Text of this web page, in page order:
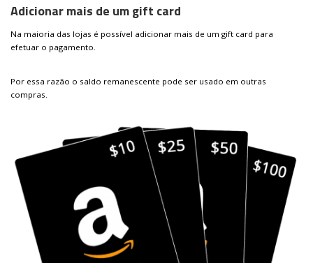
Adicionar mais de um gift card
Na maioria das lojas é possível adicionar mais de um gift card para
efetuar o pagamento.
Por essa razão o saldo remanescente pode ser usado em outras
compras.